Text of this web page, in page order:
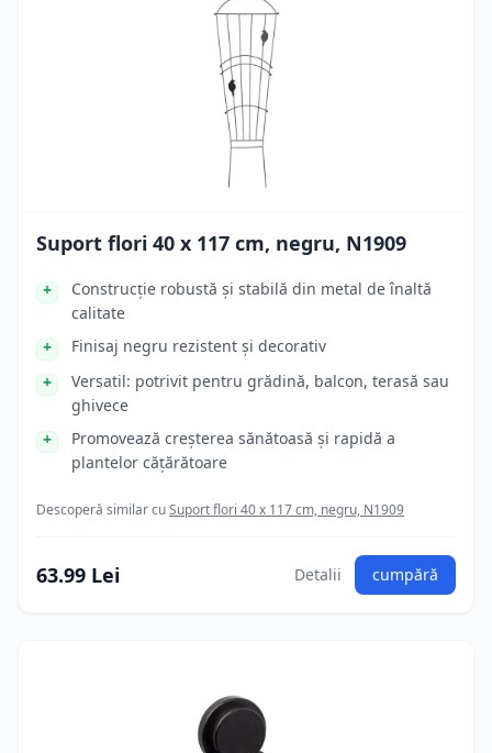
Suport flori 40 x 117 cm, negru, N1909
Construcție robustă și stabilă din metal de înaltă
calitate
Finisaj negru rezistent și decorativ
Versatil: potrivit pentru grădină, balcon, terasă sau
ghivece
Promovează creșterea sănătoasă și rapidă a
plantelor cățărătoare
Descoperă similar cuSuport flori 40 x 117 cm, negru, N1909
63.99 Lei Detalii cumpără